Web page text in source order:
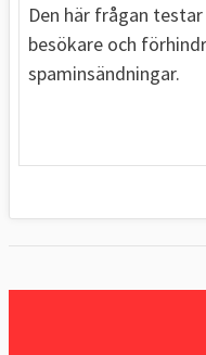
Den här frågan
besökare och
spaminsändningar.